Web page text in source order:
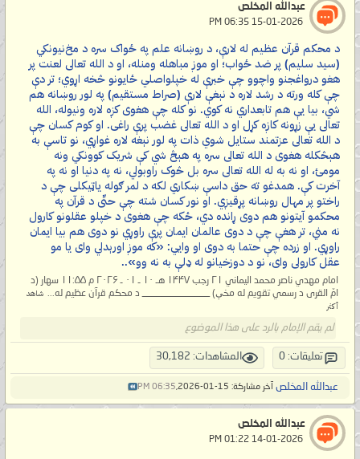
عبدالله المخلص
د محکم قرآن عظیم له لارې، د روښانه علم په ځواک سره د مخ‌نیونکي
(سید سلیم) پر ضد ځواب؛ او موږ مباهله ومنله، او د الله تعالی لعنت پر
هغو درواغجنو واچوو چې خبرې له خپلواصلي ځایونو څخه اړوي؛ تر دې
چې کله ورته د رشد لاره د نېغې لارې (صراط مستقیم) په لور روښانه هم
شي، بیا یې هم تابعداري نه کوي. نو کله چې هغوی کږه لاره ونیوله، الله
تعالی یې زړونه کاږه کړل او د الله تعالی غضب پرې راغی. او کوم کسان چې
د الله تعالی عزتمند ستایل شوي ذات په لور نېغه لاره غواړي، نو تاسې به
هېڅکله هغوی د الله تعالی سره په هېڅ شي کې شریک کوونکي ونه
مومئ، او نه به له الله تعالی سره بل څوک راوبولي، نه په دنیا او نه په
آخرت کې. همدغو ته حق داسې ښکاري لکه د لمر ګوله یاټیکلی چې د
راختو پر مهال روښانه پړقیږي. او نور کسان شته چې حتّی د قرآن په
محکمو آیتونو هم دوی ړانده دي، ځکه چې هغوی د خپلو عقلونو کارول
نه مني، تر هغې چې د دوی عالمان ایمان پرې راوړي نو دوی هم بیا ایمان
راوړي. او زرده چې حتما به دوی او وایي: «که موږ اورېدلي وای یا مو
عقل کارولی وای، نو د دوزخیانو له ډلې به نه وو»..
امام مهدي ناصر محمد اليماني ۲۱ رجب ۱۴۴۷ هـ ۱۰ ـ ۰۱ ـ ۲۰۲۶ م ۱۱:۵۵ سهار (د
امّ القرى د رسمي تقویم له مخې) ______________ د محکم قرآن عظیم له... شاهد
أكثر
لم يقم الإمام بالرد على هذا الموضوع
تعليقات: 0 المشاهدات: 30,182
عبدالله المخلص آخر مشاركة: 15-01-2026, 06:35 PM
عبدالله المخلص